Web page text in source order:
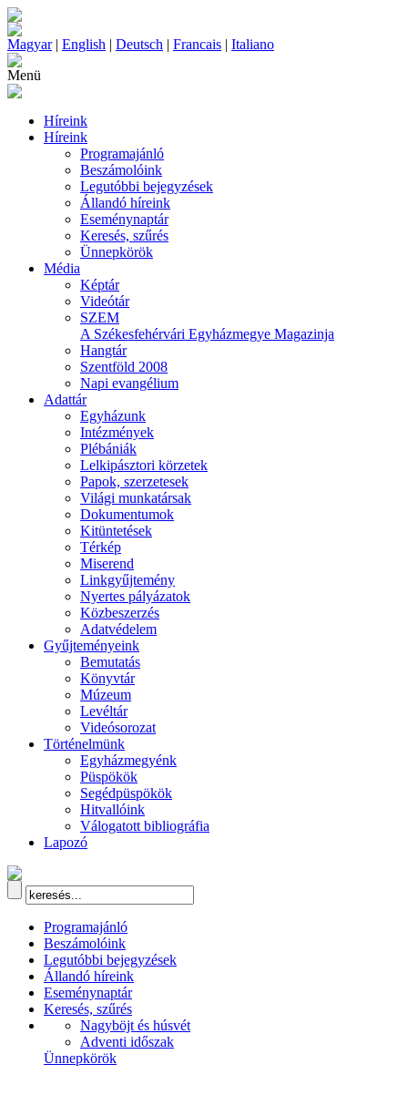
Magyar| English | Deutsch | Francais | Italiano
Menü
Híreink
Híreink
Programajánló
Beszámolóink
Legutóbbi bejegyzések
Állandó híreink
Eseménynaptár
Keresés, szűrés
Ünnepkörök
Média
Képtár
Videótár
SZEM
A Székesfehérvári Egyházmegye Magazinja
Hangtár
Szentföld 2008
Napi evangélium
Adattár
Egyházunk
Intézmények
Plébániák
Lelkipásztori körzetek
Papok, szerzetesek
Világi munkatársak
Dokumentumok
Kitüntetések
Térkép
Miserend
Linkgyűjtemény
Nyertes pályázatok
Közbeszerzés
Adatvédelem
Gyűjteményeink
Bemutatás
Könyvtár
Múzeum
Levéltár
Videósorozat
Történelmünk
Egyházmegyénk
Püspökök
Segédpüspökök
Hitvallóink
Válogatott bibliográfia
Lapozó
Programajánló
Beszámolóink
Legutóbbi bejegyzések
Állandó híreink
Eseménynaptár
Keresés, szűrés
Nagyböjt és húsvét
Adventi időszak
Ünnepkörök